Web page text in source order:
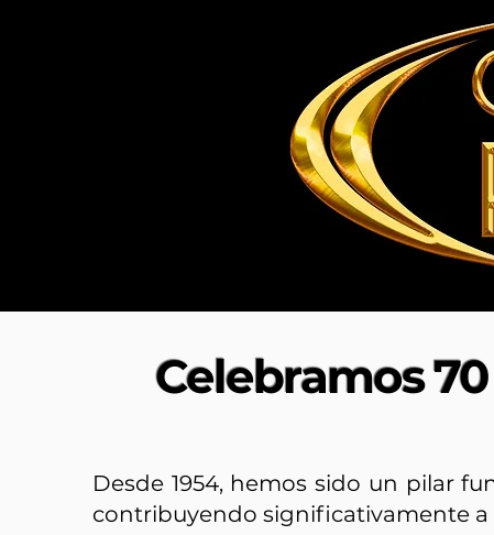
Celebramos
Desde 1954, hemos sido un pilar
contribuyendo significativamente